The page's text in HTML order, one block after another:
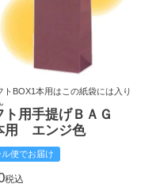
BOX1本用はこの紙袋には入り
ト用手提げＢＡＧ
用 エンジ色
ル便でお届け
税込